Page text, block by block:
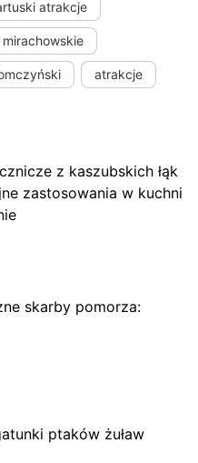
atrakcje
mirachowskie
atrakcje
z kaszubskich łąk
zastosowania w kuchni
skarby pomorza:
ptaków żuław